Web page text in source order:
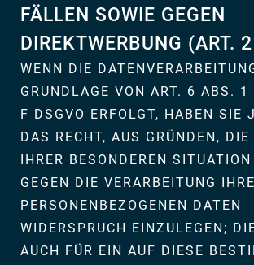
FÄLLEN SOWIE GEGEN
DIREKTWERBUNG (ART.
WENN DIE
GRUNDLAGE VON ART. 6 ABS. 1
F DSGVO ERFOLGT, HABEN SIE
DAS RECHT, AUS GRÜNDEN, DIE
IHRER BESONDEREN SITUATION
GEGEN DIE VERARBEITUNG
PERSONENBEZOGENEN DATEN
WIDERSPRUCH EINZULEGEN;
AUCH FÜR EIN AUF DIESE